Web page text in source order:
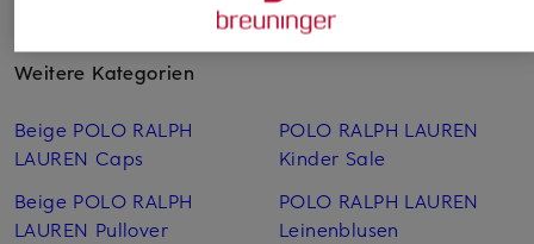
Weitere Kategorien
Beige POLO RALPH
LAUREN Caps
Beige POLO RALPH
LAUREN Pullover
POLO RALPH LAUREN
Kinder Sale
POLO RALPH LAUREN
Leinen­blusen